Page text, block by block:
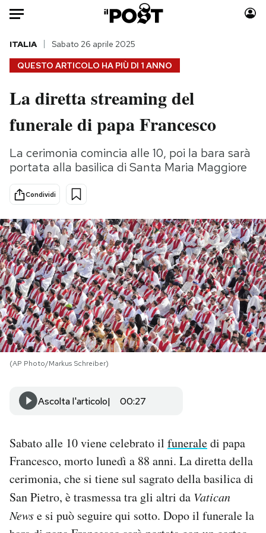
HOME
Italia
Politica
Tecnologia
Internet
Scienza
Cultura
Economia
Sport
Moda
Consumismi
Storie/Idee
Ok Boomer!
Altrecose
Mondiali calcio 2026
PODCAST
NEWSLETTER
I MIEI PREFERITI
SHOP
CALENDARIO
AREA PERSONALE
Area Personale
QUESTO ARTICOLO HA PIÙ DI 1 ANNO
ITALIA Sabato 26 aprile 2025
La diretta streaming del
funerale di papa Francesco
La cerimonia comincia alle 10, poi la bara sarà
portata alla basilica di Santa Maria Maggiore
Condividi
(AP Photo/Markus Schreiber)
Ascolta l'articolo 00:27
Sabato alle 10 viene celebrato il funeraledi papa
Francesco, morto lunedì a 88 anni. La diretta della
cerimonia, che si tiene sul sagrato della basilica di
San Pietro, è trasmessa tra gli altri da Vatican
Newse si può seguire qui sotto. Dopo il funerale la